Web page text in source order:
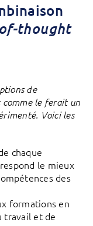
thought
de
comme le ferait un
Voici les
chaque
le mieux
des
formations en
travail et de